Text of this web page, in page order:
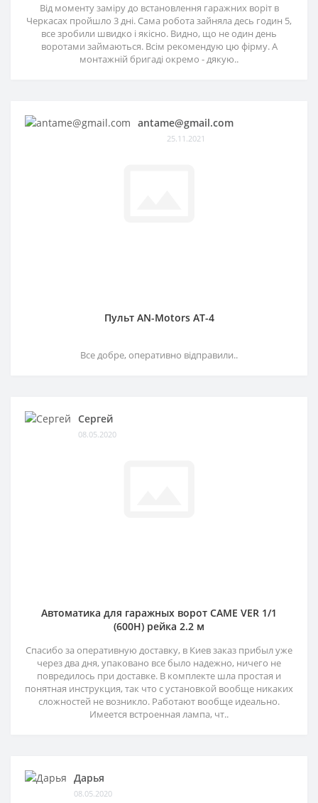
Від моменту заміру до встановлення гаражних воріт в
Черкасах пройшло 3 дні. Сама робота зайняла десь годин 5,
все зробили швидко і якісно. Видно, що не один день
воротами займаються. Всім рекомендую цю фірму. А
монтажній бригаді окремо - дякую..
antame@gmail.com
25.11.2021
Пульт AN-Motors AT-4
Все добре, оперативно відправили..
Сергей
08.05.2020
Автоматика для гаражных ворот CAME VER 1/1
(600H) рейка 2.2 м
Спасибо за оперативную доставку, в Киев заказ прибыл уже
через два дня, упаковано все было надежно, ничего не
повредилось при доставке. В комплекте шла простая и
понятная инструкция, так что с установкой вообще никаких
сложностей не возникло. Работают вообще идеально.
Имеется встроенная лампа, чт..
Дарья
08.05.2020